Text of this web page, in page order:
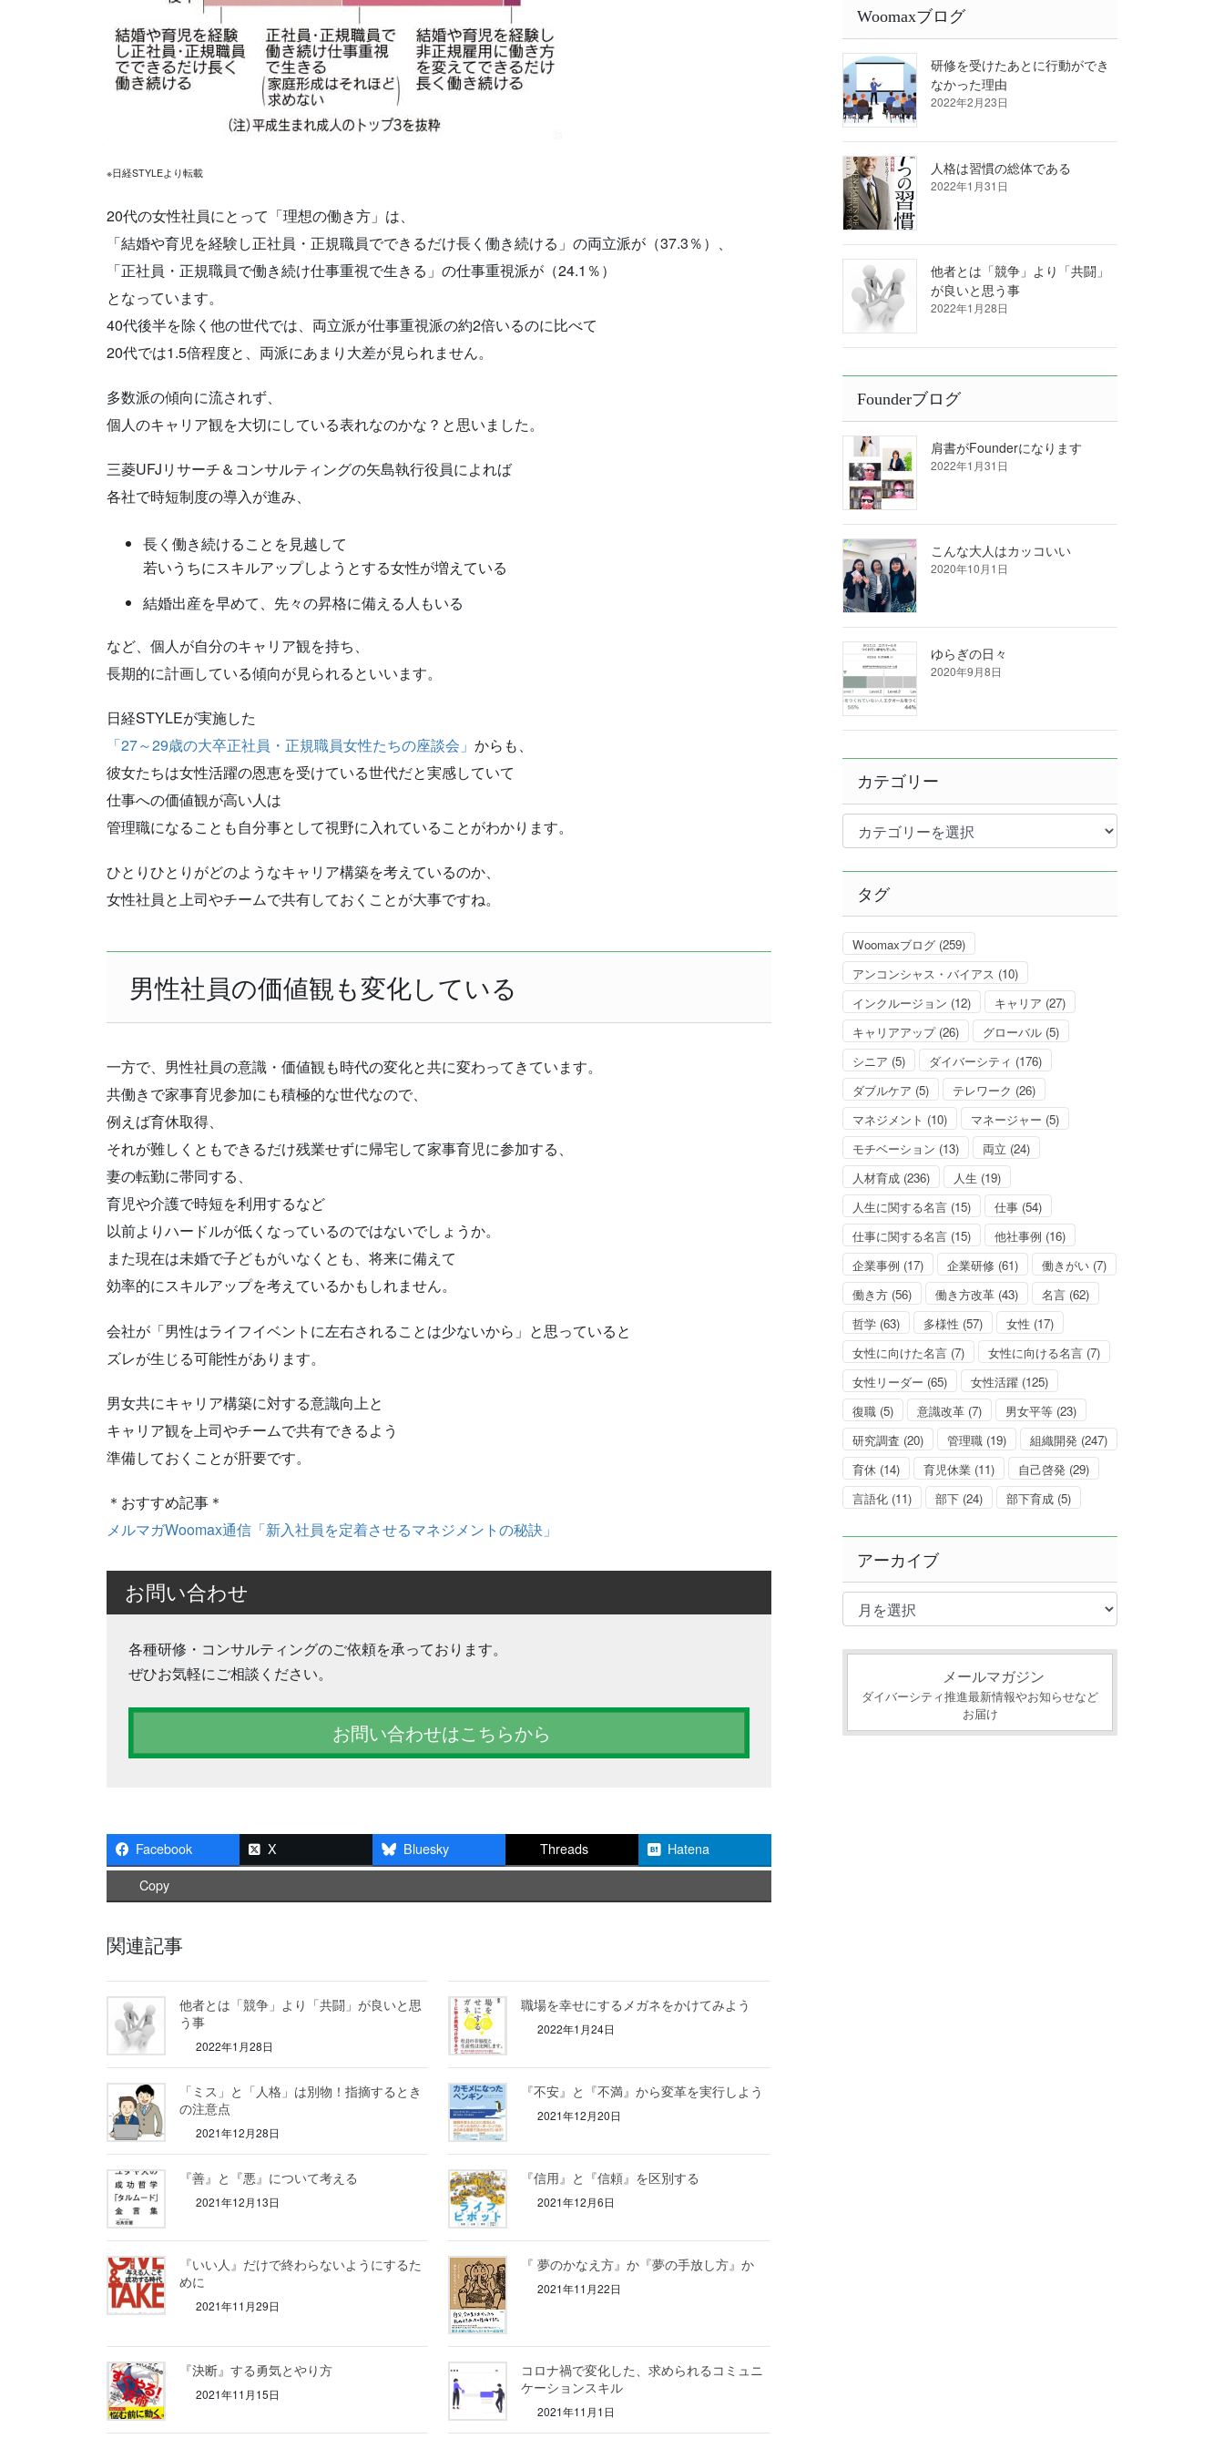
※日経STYLEより転載
20代の女性社員にとって「理想の働き方」は、
「結婚や育児を経験し正社員・正規職員でできるだけ長く働き続ける」の両立派が（37.3％）、
「正社員・正規職員で働き続け仕事重視で生きる」の仕事重視派が（24.1％）
となっています。
40代後半を除く他の世代では、両立派が仕事重視派の約2倍いるのに比べて
20代では1.5倍程度と、両派にあまり大差が見られません。
多数派の傾向に流されず、
個人のキャリア観を大切にしている表れなのかな？と思いました。
三菱UFJリサーチ＆コンサルティングの矢島執行役員によれば
各社で時短制度の導入が進み、
長く働き続けることを見越して
若いうちにスキルアップしようとする女性が増えている
結婚出産を早めて、先々の昇格に備える人もいる
など、個人が自分のキャリア観を持ち、
長期的に計画している傾向が見られるといいます。
日経STYLEが実施した
「27～29歳の大卒正社員・正規職員女性たちの座談会」 からも、
彼女たちは女性活躍の恩恵を受けている世代だと実感していて
仕事への価値観が高い人は
管理職になることも自分事として視野に入れていることがわかります。
ひとりひとりがどのようなキャリア構築を考えているのか、
女性社員と上司やチームで共有しておくことが大事ですね。
男性社員の価値観も変化している
一方で、男性社員の意識・価値観も時代の変化と共に変わってきています。
共働きで家事育児参加にも積極的な世代なので、
例えば育休取得、
それが難しくともできるだけ残業せずに帰宅して家事育児に参加する、
妻の転勤に帯同する、
育児や介護で時短を利用するなど
以前よりハードルが低くなっているのではないでしょうか。
また現在は未婚で子どもがいなくとも、将来に備えて
効率的にスキルアップを考えているかもしれません。
会社が「男性はライフイベントに左右されることは少ないから」と思っていると
ズレが生じる可能性があります。
男女共にキャリア構築に対する意識向上と
キャリア観を上司やチームで共有できるよう
準備しておくことが肝要です。
＊おすすめ記事＊
メルマガWoomax通信「新入社員を定着させるマネジメントの秘訣」
お問い合わせ
各種研修・コンサルティングのご依頼を承っております。
ぜひお気軽にご相談ください。
お問い合わせはこちらから
Facebook X Bluesky Threads
Hatena
Copy
関連記事
他者とは「競争」より「共闘」が良いと思
う事
2022年1月28日
職場を幸せにするメガネをかけてみよう
2022年1月24日
「ミス」と「人格」は別物！指摘するとき
の注意点
2021年12月28日
『不安』と『不満』から変革を実行しよう
2021年12月20日
『善』と『悪』について考える
2021年12月13日
『信用』と『信頼』を区別する
2021年12月6日
『いい人』だけで終わらないようにするた
めに
2021年11月29日
『 夢のかなえ方』か『夢の手放し方』か
2021年11月22日
『決断』する勇気とやり方
2021年11月15日
コロナ禍で変化した、求められるコミュニ
ケーションスキル
2021年11月1日
Woomaxブログ
研修を受けたあとに行動ができ
なかった理由
2022年2月23日
人格は習慣の総体である
2022年1月31日
他者とは「競争」より「共闘」
が良いと思う事
2022年1月28日
Founderブログ
肩書がFounderになります
2022年1月31日
こんな大人はカッコいい
2020年10月1日
ゆらぎの日々
2020年9月8日
カテゴリー
カ
テ
ゴ
タグ
Woomaxブログ (259)
アンコンシャス・バイアス (10)
インクルージョン (12) キャリア (27)
キャリアアップ(26) グローバル (5)
シニア (5) ダイバーシティ (176)
ダブルケア (5) テレワーク (26)
マネジメント (10) マネージャー (5)
モチベーション (13) 両立 (24)
人材育成 (236) 人生 (19)
人生に関する名言 (15) 仕事 (54)
仕事に関する名言 (15) 他社事例 (16)
企業事例 (17) 企業研修 (61) 働きがい (7)
働き方 (56) 働き方改革 (43) 名言 (62)
哲学 (63) 多様性 (57) 女性 (17)
女性に向けた名言 (7) 女性に向ける名言 (7)
女性リーダー (65) 女性活躍 (125)
復職 (5) 意識改革 (7) 男女平等 (23)
研究調査 (20) 管理職 (19) 組織開発 (247)
育休 (14) 育児休業 (11) 自己啓発 (29)
言語化 (11) 部下 (24) 部下育成 (5)
アーカイブ
ア
イ
メールマガジン
ダイバーシティ推進最新情報やお知らせなど
お届け